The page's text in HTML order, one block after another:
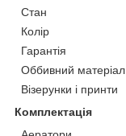
Стан
Колір
Гарантія
Оббивний матеріал
Візерунки і принти
Комплектація